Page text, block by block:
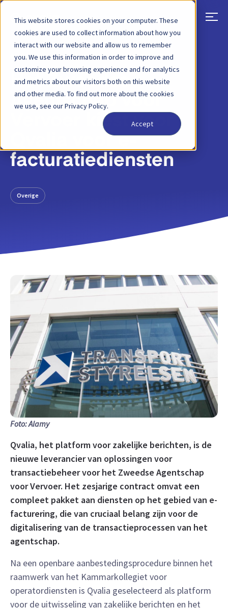
This website stores cookies on your computer. These
cookies are used to collect information about how you
interact with our website and allow us to remember
you. We use this information in order to improve and
customize your browsing experience and for analytics
and metrics about our visitors both on this website
and other media. To find out more about the cookies
we use, see our Privacy Policy.
Accept
TERUG BLOGBERICHT 8 NOVEMBER 2023
Het Zweedse
Agentschap voor
Vervoer kiest voor
Qvalia voor e-
facturatiediensten
Overige
Foto: Alamy
Qvalia, het platform voor zakelijke berichten, is de
nieuwe leverancier van oplossingen voor
transactiebeheer voor het Zweedse Agentschap
voor Vervoer. Het zesjarige contract omvat een
compleet pakket aan diensten op het gebied van e-
facturering, die van cruciaal belang zijn voor de
digitalisering van de transactieprocessen van het
agentschap.
Na een openbare aanbestedingsprocedure binnen het
raamwerk van het Kammarkollegiet voor
operatordiensten is Qvalia geselecteerd als platform
voor de uitwisseling van zakelijke berichten en het